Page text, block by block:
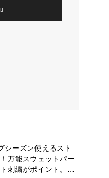
シーズン使えるスト
万能スウェットパー
刺繍がポイント。